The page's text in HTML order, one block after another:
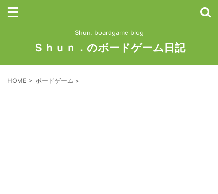
Shun. boardgame blog
Ｓｈｕｎ．のボードゲーム日記
HOME > ボードゲーム >